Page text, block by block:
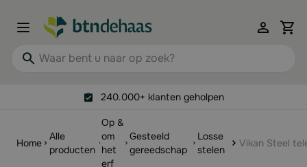
Waar bent u naar op zoek?
240.000+ klanten geholpen
Home
Alle
producten
Op &
om
het
erf
Gesteeld
gereedschap
Losse
stelen
Vikan Steel